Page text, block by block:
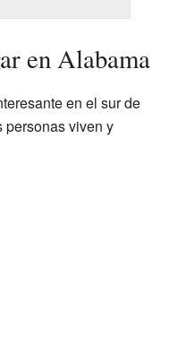
en Alabama
en el sur de
personas viven y